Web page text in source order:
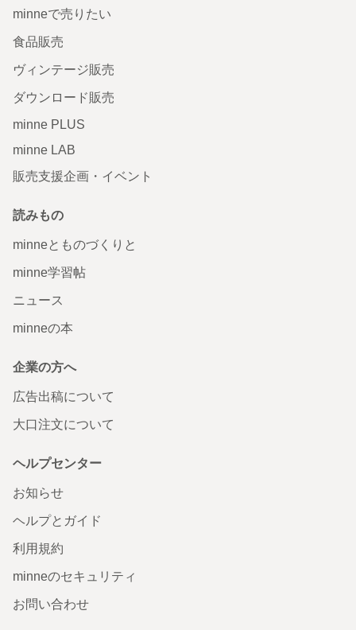
minneで売りたい
食品販売
ヴィンテージ販売
ダウンロード販売
minne PLUS
minne LAB
販売支援企画・イベント
読みもの
minneとものづくりと
minne学習帖
ニュース
minneの本
企業の方へ
広告出稿について
大口注文について
ヘルプセンター
お知らせ
ヘルプとガイド
利用規約
minneのセキュリティ
お問い合わせ